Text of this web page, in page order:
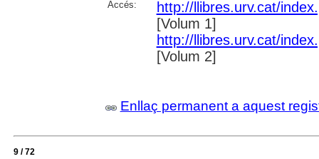
Accés:
http://llibres.urv.cat/
[Volum 1]
http://llibres.urv.cat/
[Volum 2]
Enllaç permanent a aquest
9 / 72